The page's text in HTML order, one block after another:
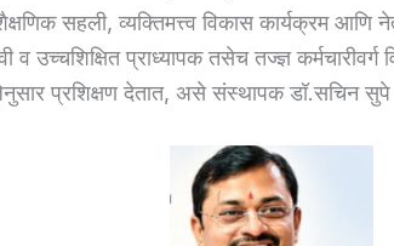
सहली, व्यक्तिमत्त्व विकास कार्यक्रम आणि
उच्चशिक्षित प्राध्यापक तसेच तज्ज्ञ कर्मचारीवर्ग
प्रशिक्षण देतात, असे संस्थापक डॉ.सचिन सुपे